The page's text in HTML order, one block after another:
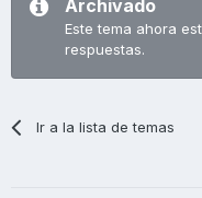
Archivado
Este tema ahora
respuestas.
Ir a la lista de temas